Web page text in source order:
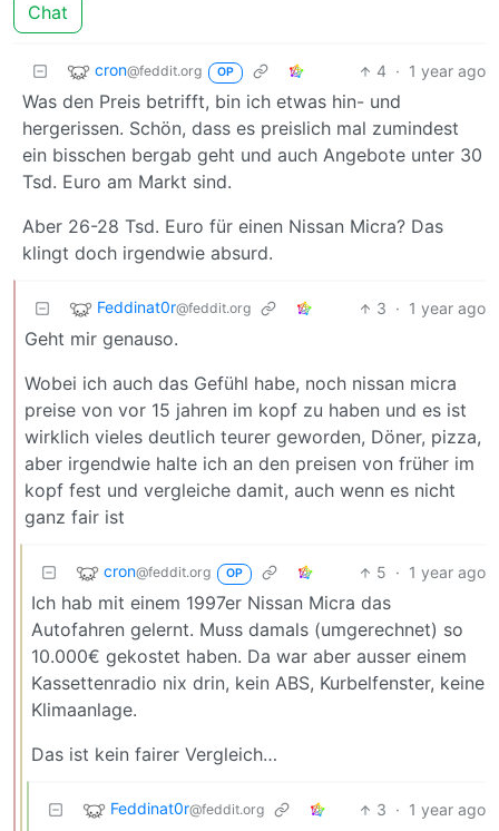
Chat
cron@feddit.org OP 4 · 1 year ago
Was den Preis betrifft, bin ich etwas hin- und
hergerissen. Schön, dass es preislich mal zumindest
ein bisschen bergab geht und auch Angebote unter 30
Tsd. Euro am Markt sind.
Aber 26-28 Tsd. Euro für einen Nissan Micra? Das
klingt doch irgendwie absurd.
Feddinat0r@feddit.org 3 · 1 year ago
Geht mir genauso.
Wobei ich auch das Gefühl habe, noch nissan micra
preise von vor 15 jahren im kopf zu haben und es ist
wirklich vieles deutlich teurer geworden, Döner, pizza,
aber irgendwie halte ich an den preisen von früher im
kopf fest und vergleiche damit, auch wenn es nicht
ganz fair ist
cron@feddit.org OP 5 · 1 year ago
Ich hab mit einem 1997er Nissan Micra das
Autofahren gelernt. Muss damals (umgerechnet) so
10.000€ gekostet haben. Da war aber ausser einem
Kassettenradio nix drin, kein ABS, Kurbelfenster, keine
Klimaanlage.
Das ist kein fairer Vergleich…
Feddinat0r@feddit.org 3 · 1 year ago